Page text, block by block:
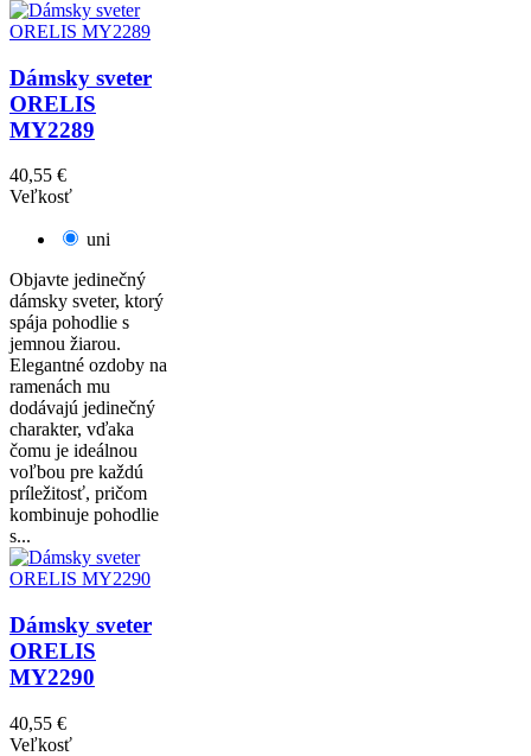
Dámsky sveter
ORELIS
MY2289
40,55 €
Veľkosť
uni
Objavte jedinečný
dámsky sveter, ktorý
spája pohodlie s
jemnou žiarou.
Elegantné ozdoby na
ramenách mu
dodávajú jedinečný
charakter, vďaka
čomu je ideálnou
voľbou pre každú
príležitosť, pričom
kombinuje pohodlie
s...
Dámsky sveter
ORELIS
MY2290
40,55 €
Veľkosť